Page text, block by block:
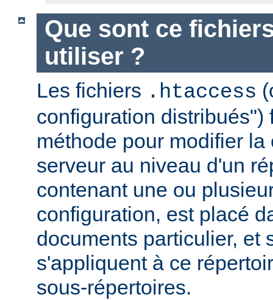
Que sont ce
utiliser ?
Les fichiers .htaccess
configuration distribués")
méthode pour modifier
serveur au niveau d'un
contenant une ou
configuration, est placé
documents particulier, et
s'appliquent à ce
sous-répertoires.